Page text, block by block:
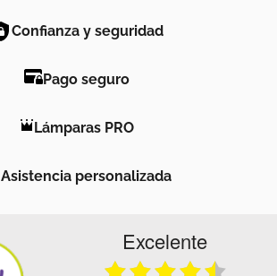
Confianza y seguridad
Pago seguro
Lámparas PRO
Asistencia personalizada
Excelente